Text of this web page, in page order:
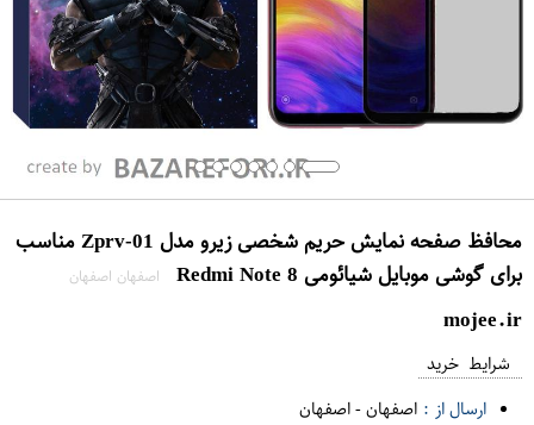
محافظ صفحه نمایش حریم شخصی زیرو مدل Zprv-01 مناسب
برای گوشی موبایل شیائومی Redmi Note 8
اصفهان اصفهان
mojee.ir
شرایط خرید
ارسال از : اصفهان-اصفهان